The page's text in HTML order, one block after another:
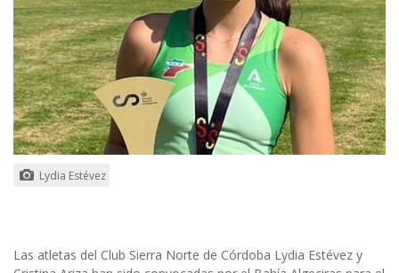
Lydia Estévez
Las atletas del Club Sierra Norte de Córdoba Lydia Estévez y